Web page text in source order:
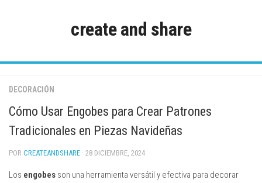
create and share
DECORACIÓN
Cómo Usar Engobes para Crear Patrones
Tradicionales en Piezas Navideñas
POR CREATEANDSHARE · 28 DICIEMBRE, 2024
Los engobes son una herramienta versátil y efectiva para decorar